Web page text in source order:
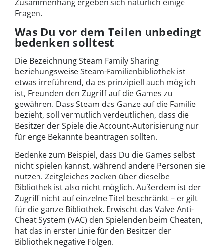
Zusammenhang ergeben sich natürlich einige
Fragen.
Was Du vor dem Teilen unbedingt
bedenken solltest
Die Bezeichnung Steam Family Sharing
beziehungsweise Steam-Familienbibliothek ist
etwas irreführend, da es prinzipiell auch möglich
ist, Freunden den Zugriff auf die Games zu
gewähren. Dass Steam das Ganze auf die Familie
bezieht, soll vermutlich verdeutlichen, dass die
Besitzer der Spiele die Account-Autorisierung nur
für enge Bekannte beantragen sollten.
Bedenke zum Beispiel, dass Du die Games selbst
nicht spielen kannst, während andere Personen sie
nutzen. Zeitgleiches zocken über dieselbe
Bibliothek ist also nicht möglich. Außerdem ist der
Zugriff nicht auf einzelne Titel beschränkt – er gilt
für die ganze Bibliothek. Erwischt das Valve Anti-
Cheat System (VAC) den Spielenden beim Cheaten,
hat das in erster Linie für den Besitzer der
Bibliothek negative Folgen.